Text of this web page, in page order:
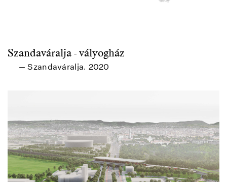
Szandaváralja - vályogház
— Szandaváralja, 2020